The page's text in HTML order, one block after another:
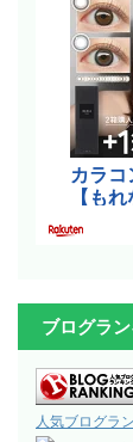
ブログラ
人気ブログラ